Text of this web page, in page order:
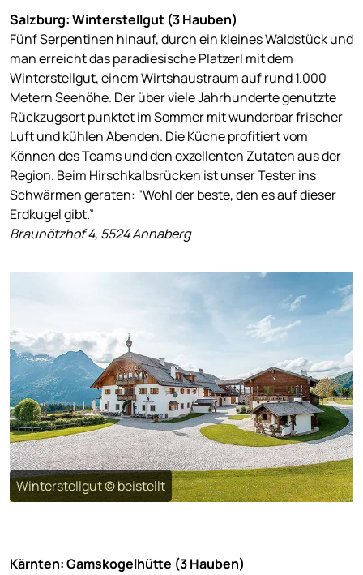
Salzburg: Winterstellgut (3 Hauben)
Fünf Serpentinen hinauf, durch ein kleines Waldstück und
man erreicht das paradiesische Platzerl mit dem
Winterstellgut, einem Wirtshaustraum auf rund 1.000
Metern Seehöhe. Der über viele Jahrhunderte genutzte
Rückzugsort punktet im Sommer mit wunderbar frischer
Luft und kühlen Abenden. Die Küche profitiert vom
Können des Teams und den exzellenten Zutaten aus der
Region. Beim Hirschkalbsrücken ist unser Tester ins
Schwärmen geraten: "Wohl der beste, den es auf dieser
Erdkugel gibt.”
Braunötzhof 4, 5524 Annaberg
Winterstellgut © beistellt
Kärnten: Gamskogelhütte (3 Hauben)